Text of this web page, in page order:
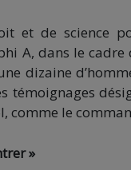
et de science
A, dans le
dizaine
témoignages
comme le
»